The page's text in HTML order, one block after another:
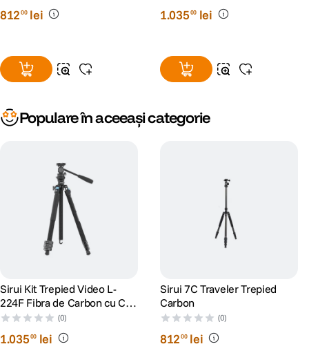
81200 lei 1.03500 lei
Populare în aceeași categorie
Sirui Kit Trepied Video L-
224F Fibra de Carbon cu Cap
Video KV-5
(0)
1.03500 lei
Sirui 7C Traveler Trepied
Carbon
(0)
81200 lei